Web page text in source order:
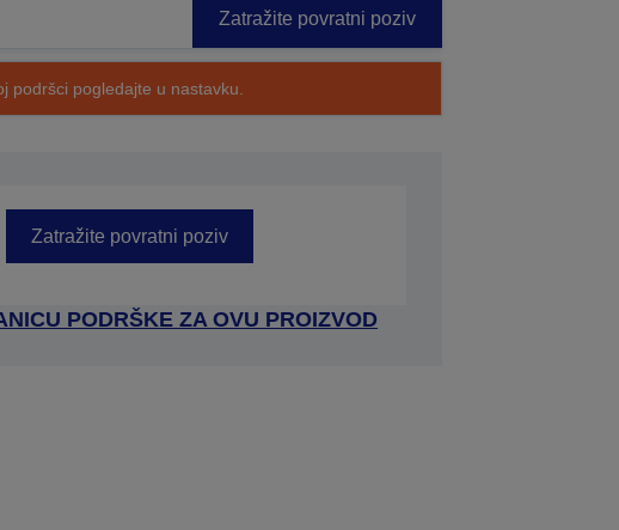
Zatražite povratni poziv
podršci pogledajte u nastavku.
Zatražite povratni poziv
PODRŠKE ZA OVU PROIZVOD